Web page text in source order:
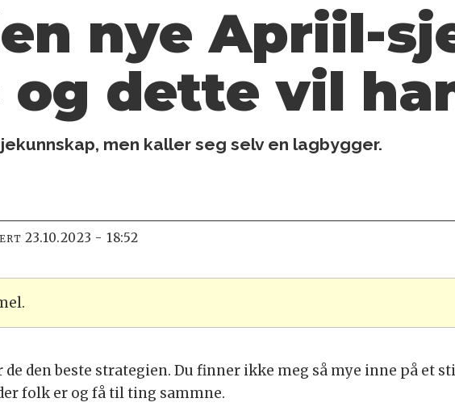
nye Apriil-
dette vil
men kaller seg selv en lagbygger.
23.10.2023 - 18:52
den beste strategien. Du finner ikke meg så mye inne på et
folk er og få til ting sammne.